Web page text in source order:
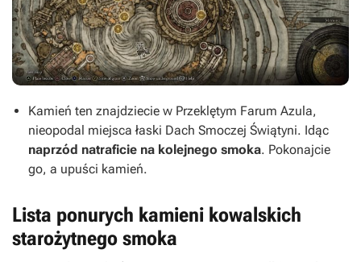
Kamień ten znajdziecie w Przeklętym Farum Azula,
nieopodal miejsca łaski Dach Smoczej Świątyni. Idąc
naprzód natraficie na kolejnego smoka. Pokonajcie
go, a upuści kamień.
Lista ponurych kamieni kowalskich
starożytnego smoka